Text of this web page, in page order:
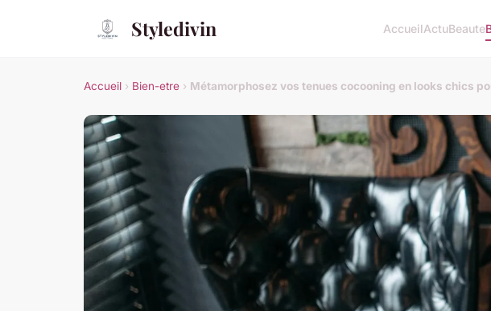
Styledivin AccueilActuBeaute
Accueil › Bien-etre › Métamorphosez vos tenues cocooning en looks chics